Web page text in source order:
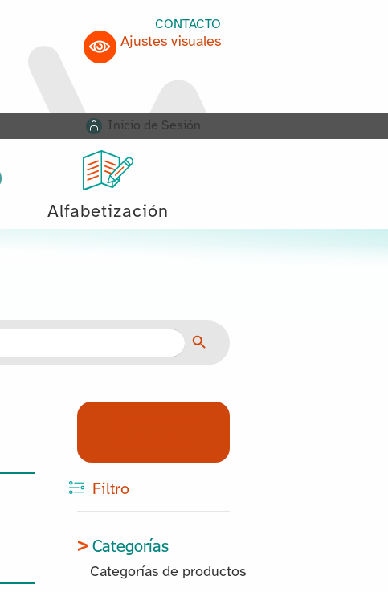
CONTACTO
Ajustes visuales
Inicio de Sesión
Alfabetización
Botón de búsqueda
Filtro
Categorías
Categorías de productos